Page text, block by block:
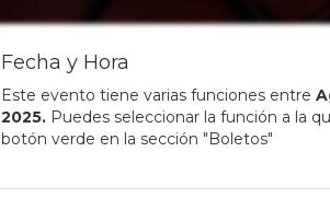
Fecha y Hora
Este evento tiene varias funciones entre
2025.Puedes seleccionar la función a la
botón verde en la sección "Boletos"